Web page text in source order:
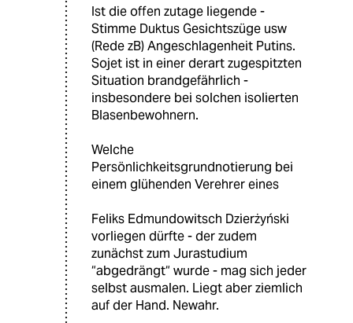
Ist die offen zutage liegende -
Stimme Duktus Gesichtszüge usw
(Rede zB) Angeschlagenheit Putins.
Sojet ist in einer derart zugespitzten
Situation brandgefährlich -
insbesondere bei solchen isolierten
Blasenbewohnern.
Welche
Persönlichkeitsgrundnotierung bei
einem glühenden Verehrer eines
Feliks Edmundowitsch Dzierżyński
vorliegen dürfte - der zudem
zunächst zum Jurastudium
“abgedrängt“ wurde - mag sich jeder
selbst ausmalen. Liegt aber ziemlich
auf der Hand. Newahr.